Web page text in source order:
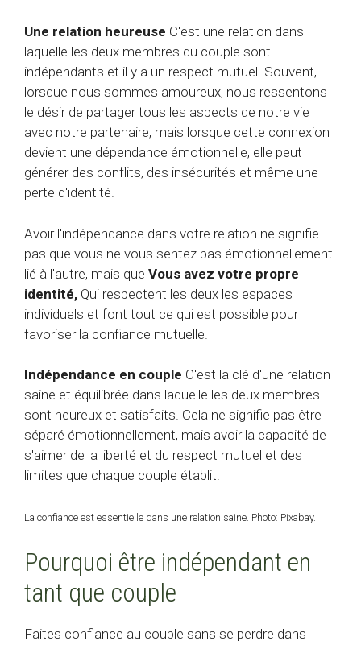
Une relation heureuse C'est une relation dans
laquelle les deux membres du couple sont
indépendants et il y a un respect mutuel. Souvent,
lorsque nous sommes amoureux, nous ressentons
le désir de partager tous les aspects de notre vie
avec notre partenaire, mais lorsque cette connexion
devient une dépendance émotionnelle, elle peut
générer des conflits, des insécurités et même une
perte d'identité.
Avoir l'indépendance dans votre relation ne signifie
pas que vous ne vous sentez pas émotionnellement
lié à l'autre, mais que Vous avez votre propre
identité, Qui respectent les deux les espaces
individuels et font tout ce qui est possible pour
favoriser la confiance mutuelle.
Indépendance en couple C'est la clé d'une relation
saine et équilibrée dans laquelle les deux membres
sont heureux et satisfaits. Cela ne signifie pas être
séparé émotionnellement, mais avoir la capacité de
s'aimer de la liberté et du respect mutuel et des
limites que chaque couple établit.
La confiance est essentielle dans une relation saine. Photo: Pixabay.
Pourquoi être indépendant en
tant que couple
Faites confiance au couple sans se perdre dans